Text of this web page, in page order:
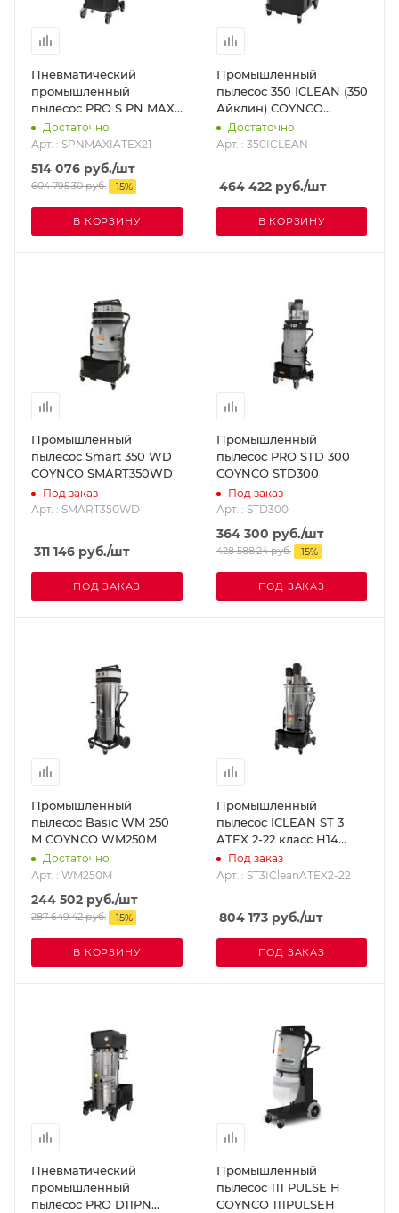
Пневматический
промышленный
пылесос PRO S PN MAXI
COYNCO
SPNMAXIATEX21
Достаточно
Арт. : SPNMAXIATEX21
514 076 руб./шт
604 795.30руб. -15%
В КОРЗИНУ
Промышленный
пылесос 350 ICLEAN (350
Айклин) COYNCO
350ICLEAN
Достаточно
Арт. : 350ICLEAN
464 422руб./шт
В КОРЗИНУ
Промышленный
пылесос Smart 350 WD
COYNCO SMART350WD
Под заказ
Арт. : SMART350WD
311 146 руб./шт
ПОД ЗАКАЗ
Промышленный
пылесос PRO STD 300
COYNCO STD300
Под заказ
Арт. : STD300
364 300 руб./шт
428 588.24руб. -15%
ПОД ЗАКАЗ
Промышленный
пылесос Basic WM 250
M COYNCO WM250M
Достаточно
Арт. : WM250M
244 502 руб./шт
287 649.42руб. -15%
В КОРЗИНУ
Промышленный
пылесос ICLEAN ST 3
ATEX 2-22 класс H14
COYNCO
ST3ICleanATEX2-22
Под заказ
Арт. : ST3ICleanATEX2-22
804 173руб./шт
ПОД ЗАКАЗ
Пневматический
промышленный
пылесос PRO D11PN
Промышленный
пылесос 111 PULSE H
COYNCO 111PULSEH